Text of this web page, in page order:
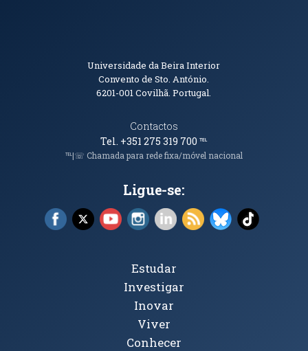
Informações de Contacto
Universidade da Beira Interior
Convento de Sto. António.
6201-001Covilhã. Portugal.
Contactos
Tel. +351 275 319 700℡
℡|☏ Chamada para rede fixa/móvel nacional
Ligue-se:
Facebook (abre em nova janela)
X (abre em nova janela)
YouTube (abre em nova janela)
Instagram (abre em nova janela)
LinkedIn (abre em nova
RSS (abre em nova
Bluesky (abre
TikTok
Tópicos Principais
Estudar
Investigar
Inovar
Viver
Conhecer